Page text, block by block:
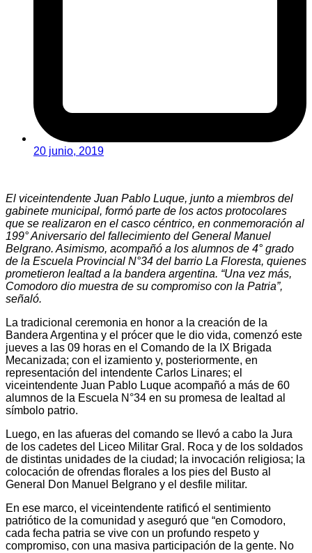
20 junio, 2019
El viceintendente Juan Pablo Luque, junto a miembros del
gabinete municipal, formó parte de los actos protocolares
que se realizaron en el casco céntrico, en conmemoración al
199° Aniversario del fallecimiento del General Manuel
Belgrano. Asimismo, acompañó a los alumnos de 4° grado
de la Escuela Provincial N°34 del barrio La Floresta, quienes
prometieron lealtad a la bandera argentina. “Una vez más,
Comodoro dio muestra de su compromiso con la Patria”,
señaló.
La tradicional ceremonia en honor a la creación de la
Bandera Argentina y el prócer que le dio vida, comenzó este
jueves a las 09 horas en el Comando de la IX Brigada
Mecanizada; con el izamiento y, posteriormente, en
representación del intendente Carlos Linares; el
viceintendente Juan Pablo Luque acompañó a más de 60
alumnos de la Escuela N°34 en su promesa de lealtad al
símbolo patrio.
Luego, en las afueras del comando se llevó a cabo la Jura
de los cadetes del Liceo Militar Gral. Roca y de los soldados
de distintas unidades de la ciudad; la invocación religiosa; la
colocación de ofrendas florales a los pies del Busto al
General Don Manuel Belgrano y el desfile militar.
En ese marco, el viceintendente ratificó el sentimiento
patriótico de la comunidad y aseguró que “en Comodoro,
cada fecha patria se vive con un profundo respeto y
compromiso, con una masiva participación de la gente. No